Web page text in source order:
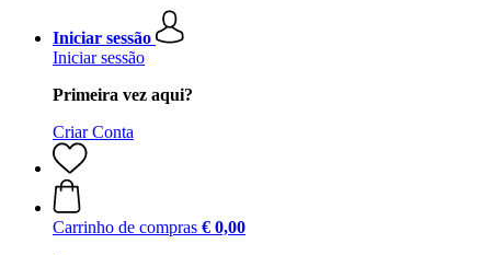
Iniciar sessão
Iniciar sessão
Primeira vez aqui?
Criar Conta
Carrinho de compras € 0,00